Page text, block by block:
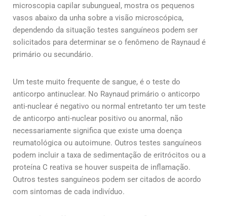
microscopia capilar subungueal, mostra os pequenos
vasos abaixo da unha sobre a visão microscópica,
dependendo da situação testes sanguíneos podem ser
solicitados para determinar se o fenômeno de Raynaud é
primário ou secundário.
Um teste muito frequente de sangue, é o teste do
anticorpo antinuclear. No Raynaud primário o anticorpo
anti-nuclear é negativo ou normal entretanto ter um teste
de anticorpo anti-nuclear positivo ou anormal, não
necessariamente significa que existe uma doença
reumatológica ou autoimune. Outros testes sanguíneos
podem incluir a taxa de sedimentação de eritrócitos ou a
proteína C reativa se houver suspeita de inflamação.
Outros testes sanguíneos podem ser citados de acordo
com sintomas de cada indivíduo.